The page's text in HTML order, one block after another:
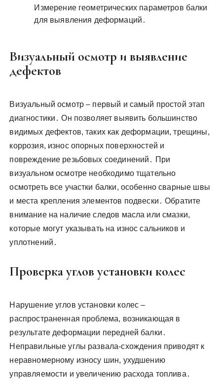
Измерение геометрических параметров балки
для выявления деформаций․
Визуальный осмотр и выявление
дефектов
Визуальный осмотр – первый и самый простой этап
диагностики․ Он позволяет выявить большинство
видимых дефектов, таких как деформации, трещины,
коррозия, износ опорных поверхностей и
повреждение резьбовых соединений․ При
визуальном осмотре необходимо тщательно
осмотреть все участки балки, особенно сварные швы
и места крепления элементов подвески․ Обратите
внимание на наличие следов масла или смазки,
которые могут указывать на износ сальников и
уплотнений․
Проверка углов установки колес
Нарушение углов установки колес –
распространенная проблема, возникающая в
результате деформации передней балки․
Неправильные углы развала-схождения приводят к
неравномерному износу шин, ухудшению
управляемости и увеличению расхода топлива․